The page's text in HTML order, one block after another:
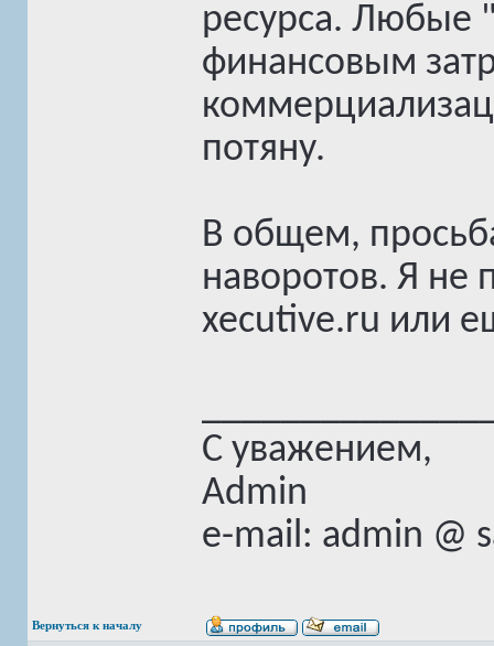
ресурса. Любые
финансовым
потяну.
В общем,
наворотов. Я не
xecutive.ru или
С уважением,
Admin
e-mail: admin @
Вернуться к началу